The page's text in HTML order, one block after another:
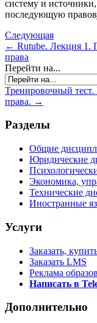
систему и
последующую
Следующая
← Rutube. Лекция 1.
права
Перейти на...
Тренировочный
права. →
Разделы
Общие
Юридические
Экономика,
Технические
Иностранные
Услуги
Заказать,
Заказать LMS
Реклама
Написать в
Дополнительно